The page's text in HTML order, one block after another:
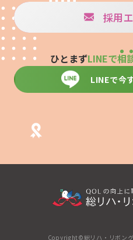
採用
ひとまずLINEで相
LINEで今
Copyright©総リハ・リボン